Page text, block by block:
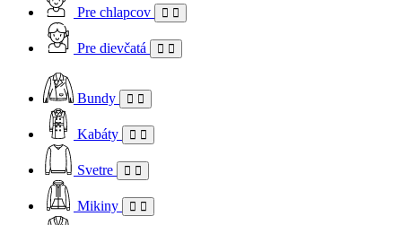
Pre chlapcov
Pre dievčatá
Bundy
Kabáty
Svetre
Mikiny